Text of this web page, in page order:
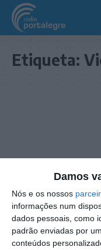
Damos
Nós e os nossos
informações num
dados pessoais, como
padrão enviadas por
conteúdos
Etiqueta:
PROGRAMAÇÃO